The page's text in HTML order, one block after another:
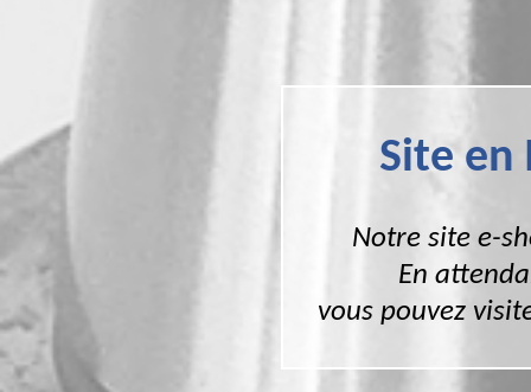
Site en
Notre site e-
En
vous pouvez